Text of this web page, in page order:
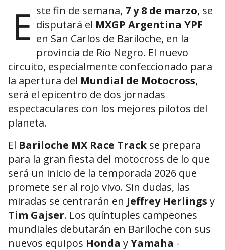
E ste fin de semana, 7 y 8 de marzo, se
disputará el MXGP Argentina YPF
en San Carlos de Bariloche, en la
provincia de Río Negro. El nuevo
circuito, especialmente confeccionado para
la apertura del Mundial de Motocross,
será el epicentro de dos jornadas
espectaculares con los mejores pilotos del
planeta.
El Bariloche MX Race Track se prepara
para la gran fiesta del motocross de lo que
será un inicio de la temporada 2026 que
promete ser al rojo vivo. Sin dudas, las
miradas se centrarán en Jeffrey Herlings y
Tim Gajser. Los quíntuples campeones
mundiales debutarán en Bariloche con sus
nuevos equipos Honda yYamaha -